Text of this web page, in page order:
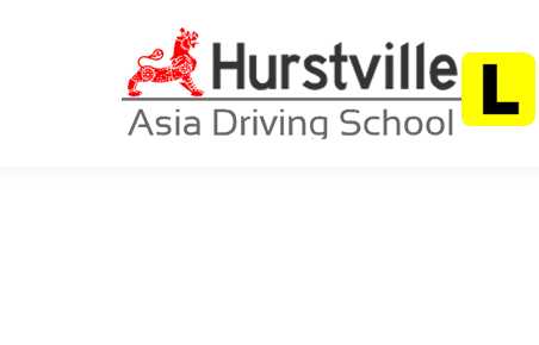
首页 关于我们